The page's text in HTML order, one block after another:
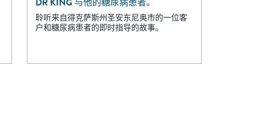
聆听来自得克萨斯州圣安东尼奥市的一位客
户和糖尿病患者的即时指导的故事。